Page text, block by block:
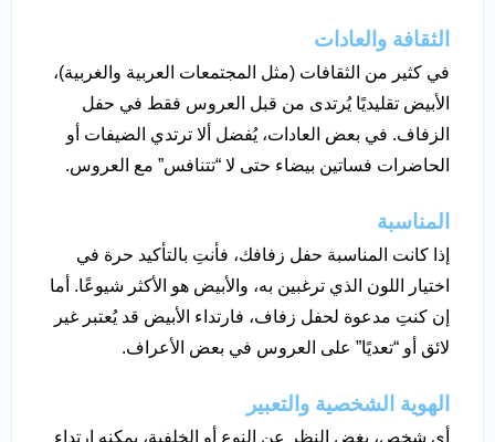
الثقافة والعادات
في كثير من الثقافات (مثل المجتمعات العربية والغربية)،
الأبيض تقليديًا يُرتدى من قبل العروس فقط في حفل
الزفاف. في بعض العادات، يُفضل ألا ترتدي الضيفات أو
الحاضرات فساتين بيضاء حتى لا “تتنافس” مع العروس.
المناسبة
إذا كانت المناسبة حفل زفافك، فأنتِ بالتأكيد حرة في
اختيار اللون الذي ترغبين به، والأبيض هو الأكثر شيوعًا. أما
إن كنتِ مدعوة لحفل زفاف، فارتداء الأبيض قد يُعتبر غير
لائق أو “تعديًا” على العروس في بعض الأعراف.
الهوية الشخصية والتعبير
أي شخص، بغض النظر عن النوع أو الخلفية، يمكنه ارتداء